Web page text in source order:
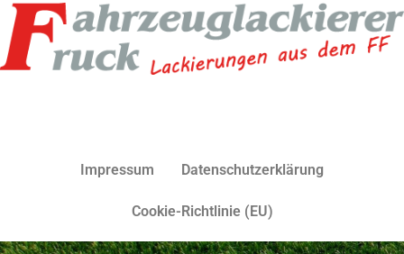
Impressum Datenschutzerklärung
Cookie-Richtlinie (EU)